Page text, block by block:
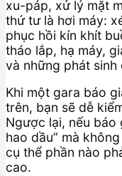
xu-páp, xử lý mặt
thứ tư là hơi máy:
phục hồi kín khít
tháo lắp, hạ máy,
và những phát sinh
Khi một gara báo
trên, bạn sẽ dễ
Ngược lại, nếu báo
hao dầu” mà
cụ thể phần nào
cao.